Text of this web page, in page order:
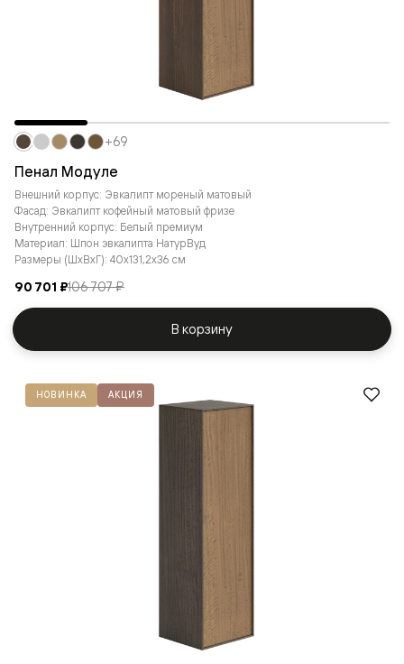
Пенал Модуле
Внешний корпус: Эвкалипт мореный матовый
Фасад: Эвкалипт кофейный матовый фризе
Внутренний корпус: Белый премиум
Материал: Шпон эвкалипта НатурВуд
Размеры (ШxВxГ): 40x131,2x36 см
90 701 ₽106 707 ₽
+69
В корзину
НОВИНКА АКЦИЯ